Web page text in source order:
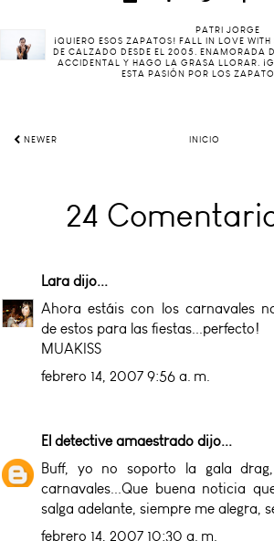
PATRI JORGE
¡QUIERO ESOS ZAPATOS! FALL IN LOVE WITH
DE CALZADO DESDE EL 2005. ENAMORADA
ACCIDENTAL Y HAGO LA GRASA LLORAR.
ESTA PASIÓN POR LOS
NEWER INICIO
24
Lara dijo...
Ahora estáis con los carnavales
de estos para las fiestas...perfecto!
MUAKISS
febrero 14, 2007 9:56 a. m.
El detective amaestrado dijo...
Buff, yo no soporto la gala
carnavales...Que buena noticia
salga adelante, siempre me alegra,
febrero 14, 2007 10:30 a. m.